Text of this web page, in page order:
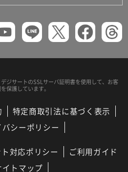
ジサートのSSLサーバ証明書を使用して、 お客
保護しています。
特定商取引法に基づく表示
バシーポリシー
対応ポリシー
ご利用ガイド
イトマップ